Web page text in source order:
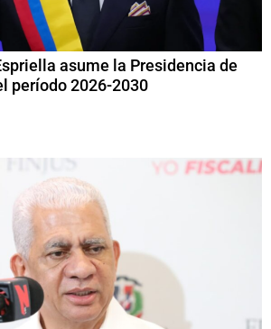
asume la Presidencia de
período 2026-2030